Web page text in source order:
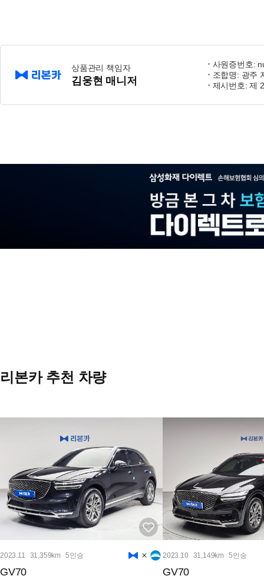
상품관리 책임자
김웅현 매니저
사원증번호:
조합명: 광주
제시번호: 제
리본카 추천 차량
2023.11 31,359km 5인승
GV70
2023.10 31,149km 5인승
GV70